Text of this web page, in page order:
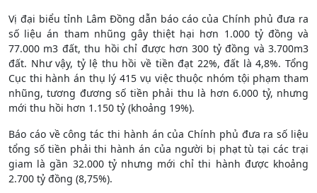
Vị đại biểu tỉnh Lâm Đồng dẫn báo cáo của Chính phủ đưa ra
số liệu án tham nhũng gây thiệt hại hơn 1.000 tỷ đồng và
77.000 m3 đất, thu hồi chỉ được hơn 300 tỷ đồng và 3.700m3
đất. Như vậy, tỷ lệ thu hồi về tiền đạt 22%, đất là 4,8%. Tổng
Cục thi hành án thụ lý 415 vụ việc thuộc nhóm tội phạm tham
nhũng, tương đương số tiền phải thu là hơn 6.000 tỷ, nhưng
mới thu hồi hơn 1.150 tỷ (khoảng 19%).
Báo cáo về công tác thi hành án của Chính phủ đưa ra số liệu
tổng số tiền phải thi hành án của người bị phạt tù tại các trại
giam là gần 32.000 tỷ nhưng mới chỉ thi hành được khoảng
2.700 tỷ đồng (8,75%).